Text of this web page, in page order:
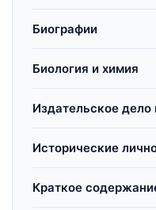
Биографии
Биология и химия
Издательское дело
Исторические
Краткое